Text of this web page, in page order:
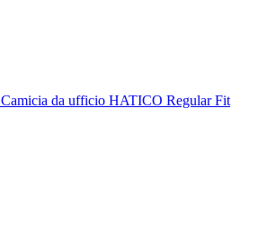
Camicia da ufficio HATICO Regular Fit